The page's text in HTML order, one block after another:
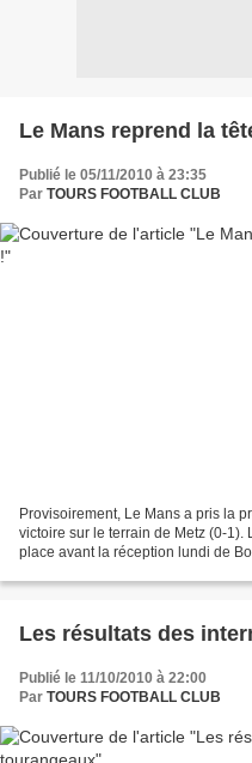
Le Mans reprend la
Publié le 05/11/2010 à 23:35
Par TOURS FOOTBALL CLUB
Provisoirement, Le Mans a pris la
victoire sur le terrain de Metz (0-1).
place avant la réception lundi de
Les résultats des
Publié le 11/10/2010 à 22:00
Par TOURS FOOTBALL CLUB